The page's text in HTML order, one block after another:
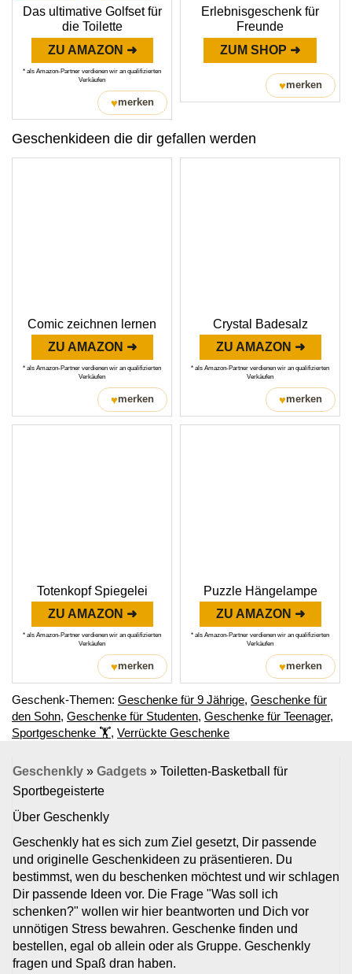
Das ultimative Golfset für
die Toilette
ZU AMAZON ➜
* als Amazon-Partner verdienen wir an qualifizierten
Verkäufen
♥merken
Erlebnisgeschenk für
Freunde
ZUM SHOP ➜
♥merken
Geschenkideen die dir gefallen werden
Comic zeichnen lernen
ZU AMAZON ➜
* als Amazon-Partner verdienen wir an qualifizierten
Verkäufen
♥merken
Crystal Badesalz
ZU AMAZON ➜
* als Amazon-Partner verdienen wir an qualifizierten
Verkäufen
♥merken
Totenkopf Spiegelei
ZU AMAZON ➜
* als Amazon-Partner verdienen wir an qualifizierten
Verkäufen
♥merken
Puzzle Hängelampe
ZU AMAZON ➜
* als Amazon-Partner verdienen wir an qualifizierten
Verkäufen
♥merken
Geschenk-Themen: Geschenke für 9 Jährige, Geschenke für
den Sohn, Geschenke für Studenten, Geschenke für Teenager,
Sportgeschenke ‭🏋, Verrückte Geschenke
Geschenkly » Gadgets » Toiletten-Basketball für
Sportbegeisterte
Über Geschenkly
Geschenkly hat es sich zum Ziel gesetzt, Dir passende
und originelle Geschenkideen zu präsentieren. Du
bestimmst, wen du beschenken möchtest und wir schlagen
Dir passende Ideen vor. Die Frage "Was soll ich
schenken?" wollen wir hier beantworten und Dich vor
unnötigen Stress bewahren. Geschenke finden und
bestellen, egal ob allein oder als Gruppe. Geschenkly
fragen und Spaß dran haben.